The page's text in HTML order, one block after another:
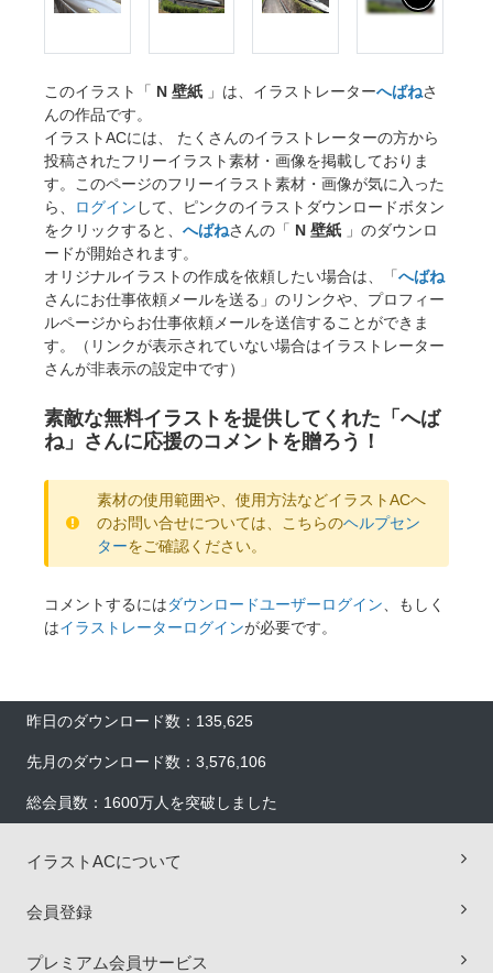
このイラスト「 N 壁紙 」は、イラストレーターへばねさ
んの作品です。
イラストACには、 たくさんのイラストレーターの方から
投稿されたフリーイラスト素材・画像を掲載しておりま
す。このページのフリーイラスト素材・画像が気に入った
ら、
ログイン して、ピンクのイラストダウンロードボタン
をクリックすると、 へばねさんの「 N 壁紙 」のダウンロ
ードが開始されます。
オリジナルイラストの作成を依頼したい場合は、「へばね
さんにお仕事依頼メールを送る」のリンクや、プロフィー
ルページからお仕事依頼メールを送信することができま
す。（リンクが表示されていない場合はイラストレーター
さんが非表示の設定中です）
素敵な無料イラストを提供してくれた「へば
ね」さんに応援のコメントを贈ろう！
素材の使用範囲や、使用方法などイラストACへ
のお問い合せについては、こちらのヘルプセン
ターをご確認ください。
コメントするにはダウンロードユーザーログイン 、もしく
はイラストレーターログインが必要です。
昨日のダウンロード数：135,625
先月のダウンロード数：3,576,106
総会員数：1600万人を突破しました
イラストACについて
会員登録
プレミアム会員サービス